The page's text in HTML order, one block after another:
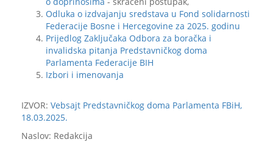
Odluka o izdvajanju sredstava u Fond solidarnosti
Federacije Bosne i Hercegovine za 2025. godinu
Prijedlog Zaključaka Odbora za boračka i
invalidska pitanja Predstavničkog doma
Parlamenta Federacije BIH
Izbori i imenovanja
IZVOR: Vebsajt Predstavničkog doma Parlamenta FBiH,
18.03.2025.
Naslov: Redakcija